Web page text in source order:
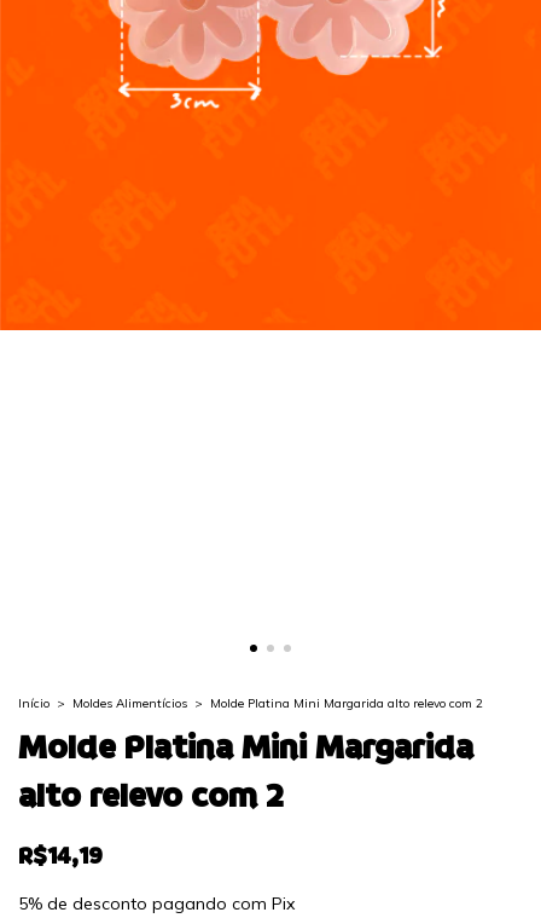
Início > Moldes Alimentícios > Molde Platina Mini Margarida alto relevo com 2
Molde Platina Mini Margarida
alto relevo com 2
R$14,19
5% de desconto pagando com Pix